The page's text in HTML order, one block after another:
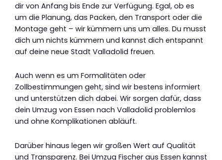
dir von Anfang bis Ende zur Verfügung. Egal, ob es
um die Planung, das Packen, den Transport oder die
Montage geht – wir kümmern uns um alles. Du musst
dich um nichts kümmern und kannst dich entspannt
auf deine neue Stadt Valladolid freuen.
Auch wenn es um Formalitäten oder
Zollbestimmungen geht, sind wir bestens informiert
und unterstützen dich dabei. Wir sorgen dafür, dass
dein Umzug von Essen nach Valladolid problemlos
und ohne Komplikationen abläuft.
Darüber hinaus legen wir großen Wert auf Qualität
und Transparenz. Bei Umzug Fischer aus Essen kannst